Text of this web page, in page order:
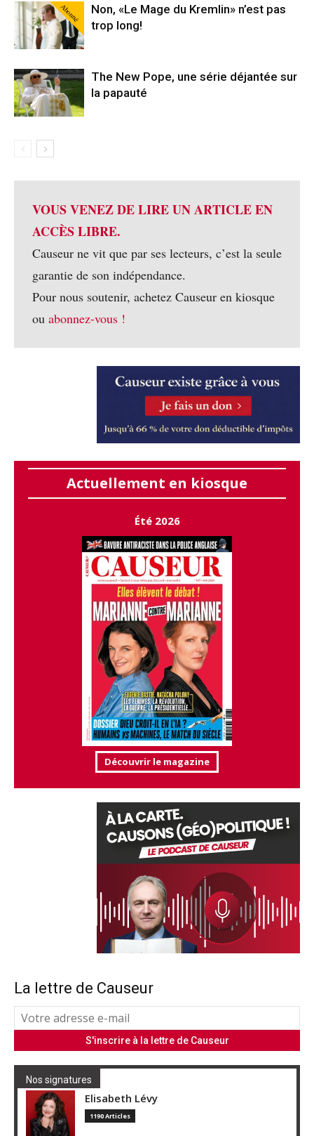
Abonné
Non, «Le Mage du Kremlin» n’est pas
trop long!
The New Pope, une série déjantée sur
la papauté
VOUS VENEZ DE LIRE UN ARTICLE EN
ACCÈS LIBRE.
Causeur ne vit que par ses lecteurs, c’est la seule
garantie de son indépendance.
Pour nous soutenir, achetez Causeur en kiosque
ou abonnez-vous !
Actuellement en kiosque
Été 2026
Découvrir le magazine
La lettre de Causeur
Nos signatures
Elisabeth Lévy
1190 Articles